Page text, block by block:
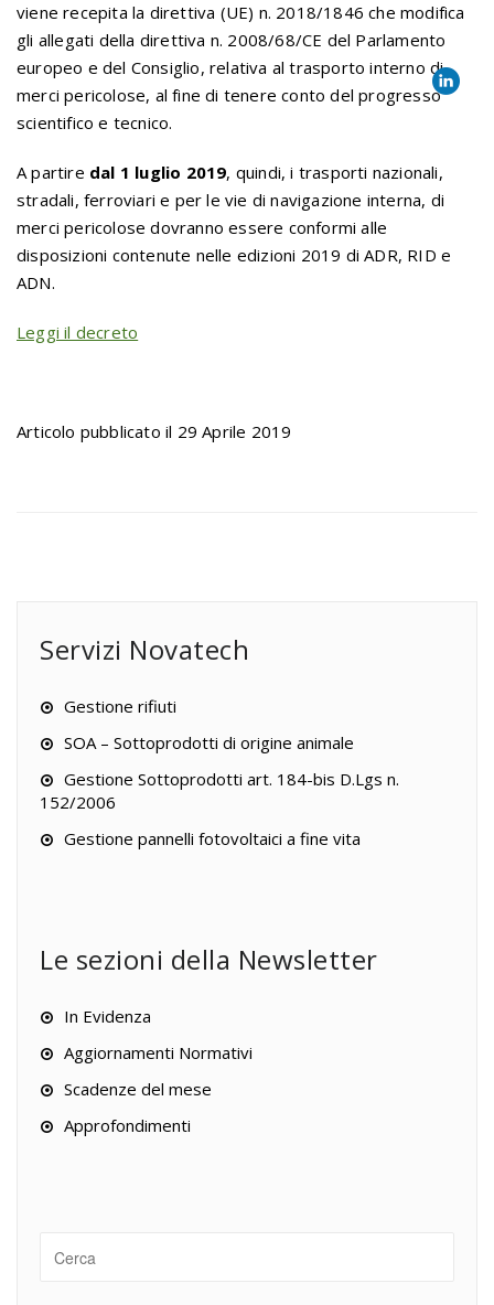
viene recepita la direttiva (UE) n. 2018/1846 che modifica
gli allegati della direttiva n. 2008/68/CE del Parlamento
europeo e del Consiglio, relativa al trasporto interno di
merci pericolose, al fine di tenere conto del progresso
scientifico e tecnico.
A partire dal 1 luglio 2019, quindi, i trasporti nazionali,
stradali, ferroviari e per le vie di navigazione interna, di
merci pericolose dovranno essere conformi alle
disposizioni contenute nelle edizioni 2019 di ADR, RID e
ADN.
Leggi il decreto
Articolo pubblicato il 29 Aprile 2019
Servizi Novatech
Gestione rifiuti
SOA – Sottoprodotti di origine animale
Gestione Sottoprodotti art. 184-bis D.Lgs n.
152/2006
Gestione pannelli fotovoltaici a fine vita
Le sezioni della Newsletter
In Evidenza
Aggiornamenti Normativi
Scadenze del mese
Approfondimenti